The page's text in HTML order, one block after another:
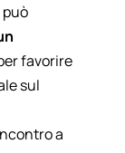
favorire
sul
a